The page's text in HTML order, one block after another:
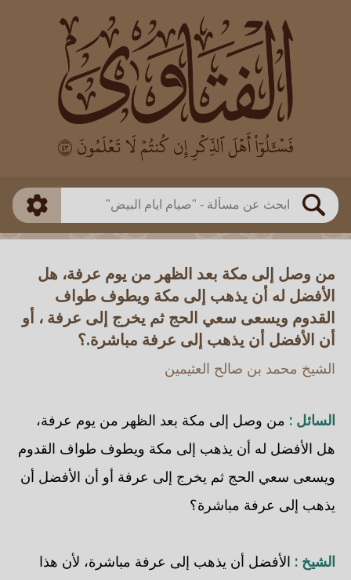
بحث
العالم
بن باز
بن العثيمين
اللجنة الدائمة
طريقة البحث
ذكي
من وصل إلى مكة بعد الظهر من يوم عرفة، هل
الأفضل له أن يذهب إلى مكة ويطوف طواف
القدوم ويسعى سعي الحج ثم يخرج إلى عرفة ، أو
أن الأفضل أن يذهب إلى عرفة مباشرة.؟
الشيخ محمد بن صالح العثيمين
السائل : من وصل إلى مكة بعد الظهر من يوم عرفة،
هل الأفضل له أن يذهب إلى مكة ويطوف طواف القدوم
ويسعى سعي الحج ثم يخرج إلى عرفة أو أن الأفضل أن
يذهب إلى عرفة مباشرة؟
الشيخ : الأفضل أن يذهب إلى عرفة مباشرة، لأن هذا